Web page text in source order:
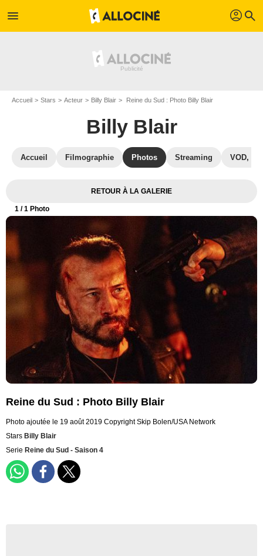
menu profil search
Accueil Stars Acteur Billy Blair Reine du Sud : Photo Billy Blair
Billy Blair
Accueil Filmographie Photos Streaming VOD,
RETOUR À LA GALERIE
1 / 1 Photo
Reine du Sud : Photo Billy Blair
Photo ajoutée le 19 août 2019 Copyright Skip Bolen/USA Network
Stars Billy Blair
Serie Reine du Sud - Saison 4